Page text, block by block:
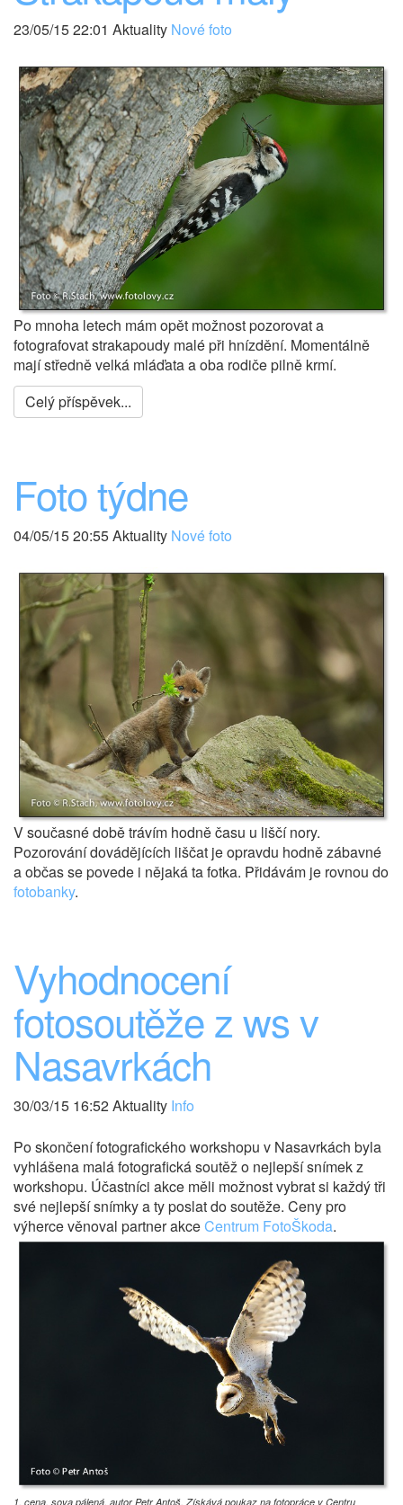
23/05/15 22:01 Aktuality Nové foto
Po mnoha letech mám opět možnost pozorovat a
fotografovat strakapoudy malé při hnízdění. Momentálně
mají středně velká mláďata a oba rodiče pilně krmí.
Celý příspěvek...
Foto týdne
04/05/15 20:55 Aktuality Nové foto
V současné době trávím hodně času u liščí nory.
Pozorování dovádějících liščat je opravdu hodně zábavné
a občas se povede i nějaká ta fotka. Přidávám je rovnou do
fotobanky.
Vyhodnocení
fotosoutěže z ws v
Nasavrkách
30/03/15 16:52 Aktuality Info
Po skončení fotografického workshopu v Nasavrkách byla
vyhlášena malá fotografická soutěž o nejlepší snímek z
workshopu. Účastníci akce měli možnost vybrat si každý tři
své nejlepší snímky a ty poslat do soutěže. Ceny pro
výherce věnoval partner akceCentrum FotoŠkoda.
1. cena, sova pálená, autor Petr Antoš. Získává poukaz na fotopráce v Centru